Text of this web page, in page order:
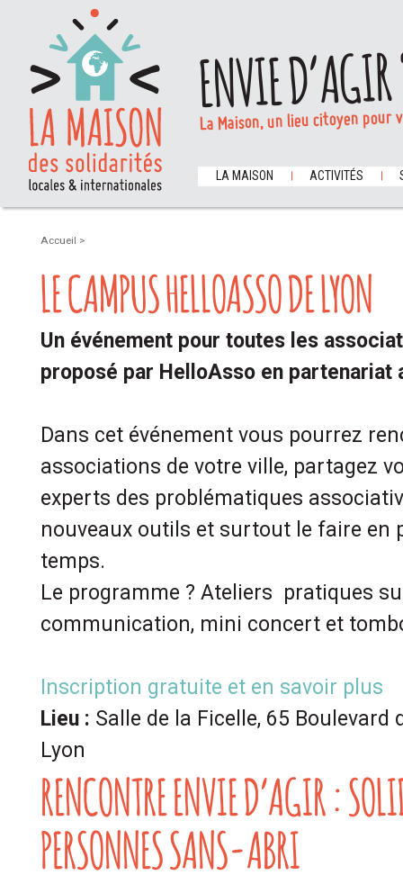
ENVIE
La Maison, un lieu citoyen
LA MAISON ACTIVITÉS
Accueil >
LE CAMPUS HELLOASSO DE LYON
Un événement pour toutes les
proposé par HelloAsso en partenariat
Dans cet événement vous pourrez
associations de votre ville, partagez
experts des problématiques
nouveaux outils et surtout le faire en
temps.
Le programme ? Ateliers pratiques
communication, mini concert et
Inscription gratuite et en savoir plus
Lieu : Salle de la Ficelle, 65 Boulevard
Lyon
RENCONTRE ENVIE D’AGIR :
PERSONNES SANS-ABRI